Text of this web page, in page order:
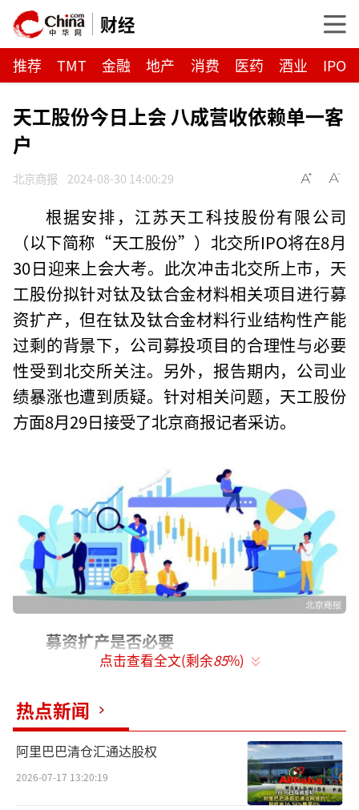
财经
推荐 TMT 金融 地产 消费 医药 酒业 IPO
天工股份今日上会 八成营收依赖单一客
户
北京商报 2024-08-30 14:00:29
根据安排，江苏天工科技股份有限公司
（以下简称“天工股份”）北交所IPO将在8月
30日迎来上会大考。此次冲击北交所上市，天
工股份拟针对钛及钛合金材料相关项目进行募
资扩产，但在钛及钛合金材料行业结构性产能
过剩的背景下，公司募投项目的合理性与必要
性受到北交所关注。另外，报告期内，公司业
绩暴涨也遭到质疑。针对相关问题，天工股份
方面8月29日接受了北京商报记者采访。
募资扩产是否必要
金材料的研发、生产与销售，公司北交所IPO在
2023年12月29日获得受理，2024年1月26日进
入问询阶段。8月30日，天工股份将迎来上会大
考。
点击查看全文(剩余85%)
热点新闻
阿里巴巴清仓汇通达股权
2026-07-17 13:20:19